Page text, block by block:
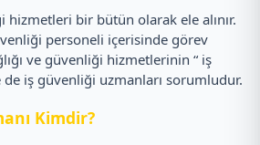
hizmetleri bir bütün olarak ele alınır.
personeli içerisinde görev
ve güvenliği hizmetlerinin “ iş
iş güvenliği uzmanları sorumludur.
Kimdir?